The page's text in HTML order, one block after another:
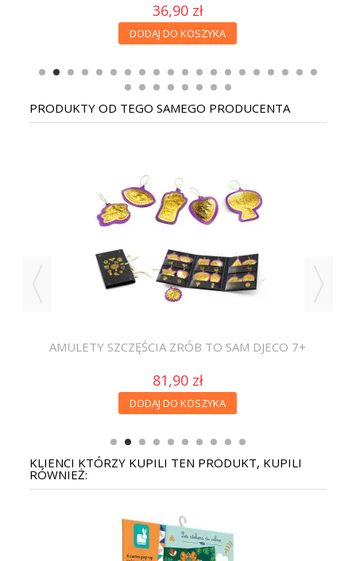
36,90 zł
DODAJ DO KOSZYKA
PRODUKTY OD TEGO SAMEGO PRODUCENTA
AMULETY SZCZĘŚCIA ZRÓB TO SAM DJECO 7+
81,90 zł
DODAJ DO KOSZYKA
KLIENCI KTÓRZY KUPILI TEN PRODUKT, KUPILI
RÓWNIEŻ: